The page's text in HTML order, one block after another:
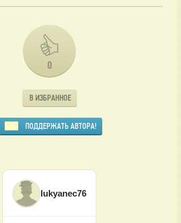
0
В ИЗБРАННОЕ
ПОДДЕРЖАТЬ АВТОРА!
lukyanec76